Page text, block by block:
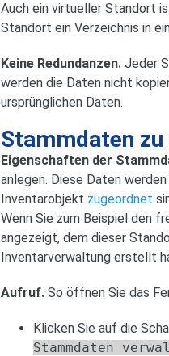
Auch ein virtueller Standort
Standort ein Verzeichnis in
Keine Redundanzen. Jeder
werden die Daten nicht
ursprünglichen Daten.
Stammdaten
Eigenschaften der
anlegen. Diese Daten
Inventarobjekt zugeordnet
Wenn Sie zum Beispiel den
angezeigt, dem dieser
Inventarverwaltung erstellt
Aufruf. So öffnen Sie das
Klicken Sie auf die
Stammdaten